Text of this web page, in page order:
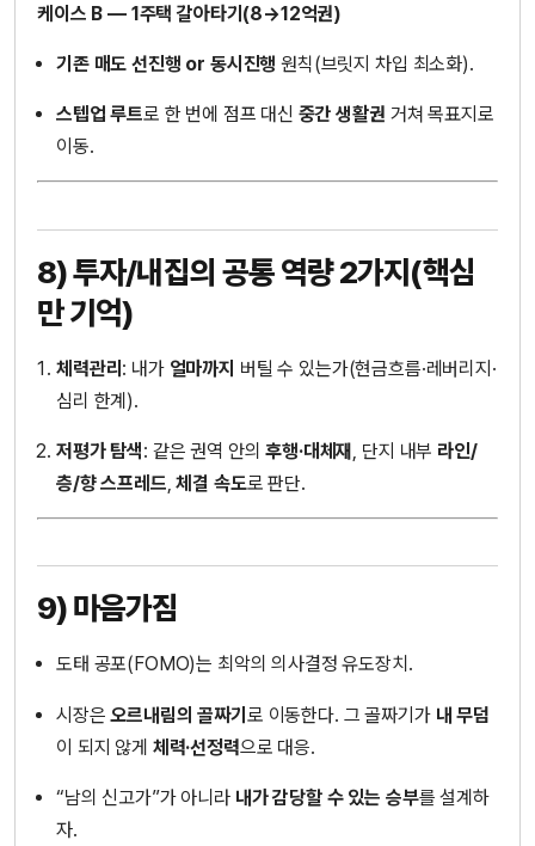
케이스 B — 1주택 갈아타기(8→12억권)
기존 매도 선진행 or 동시진행 원칙(브릿지 차입 최소화).
스텝업 루트로 한 번에 점프 대신 중간 생활권 거쳐 목표지로
이동.
8) 투자/내집의 공통 역량 2가지(핵심
만 기억)
체력관리 : 내가 얼마까지 버틸 수 있는가(현금흐름·레버리지·
심리 한계).
저평가 탐색: 같은 권역 안의후행·대체재 , 단지 내부 라인/
층/향 스프레드 ,체결 속도로 판단.
9) 마음가짐
도태 공포(FOMO)는 최악의 의사결정 유도장치.
시장은오르내림의 골짜기 로 이동한다. 그 골짜기가 내 무덤
이 되지 않게 체력·선정력으로 대응.
“남의 신고가”가 아니라 내가 감당할 수 있는 승부를 설계하
자.